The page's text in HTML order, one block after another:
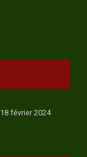
18 février 2024